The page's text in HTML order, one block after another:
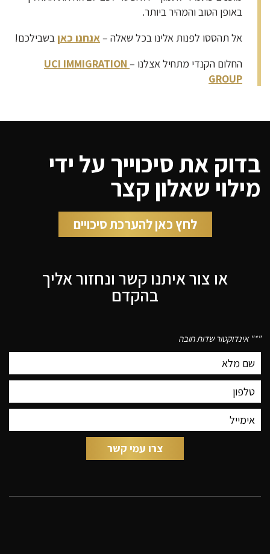
באופן הטוב והמהיר ביותר.
אל תהססו לפנות אלינו בכל שאלה – אנחנו כאן בשבילכם!
החלום הקנדי מתחיל אצלנו – UCI IMMIGRATION
GROUP
בדוק את סיכוייך על ידי
מילוי שאלון קצר
לחץ כאן להערכת סיכויים
או צור איתנו קשר ונחזור אליך
בהקדם
"
*" אינדוקטור שדות חובה